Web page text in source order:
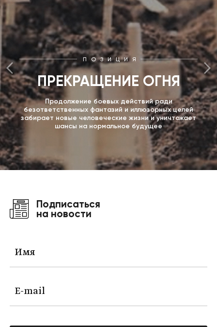
ПОЗИЦИЯ
ПРЕКРАЩЕНИЕ ОГНЯ
Продолжение боевых действий ради
безответственных фантазий и иллюзорных целей
забирает новые человеческие жизни и уничтожает
шансы на нормальное будущее
Подписаться
на новости